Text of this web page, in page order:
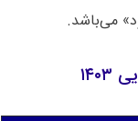
می‌باشد.